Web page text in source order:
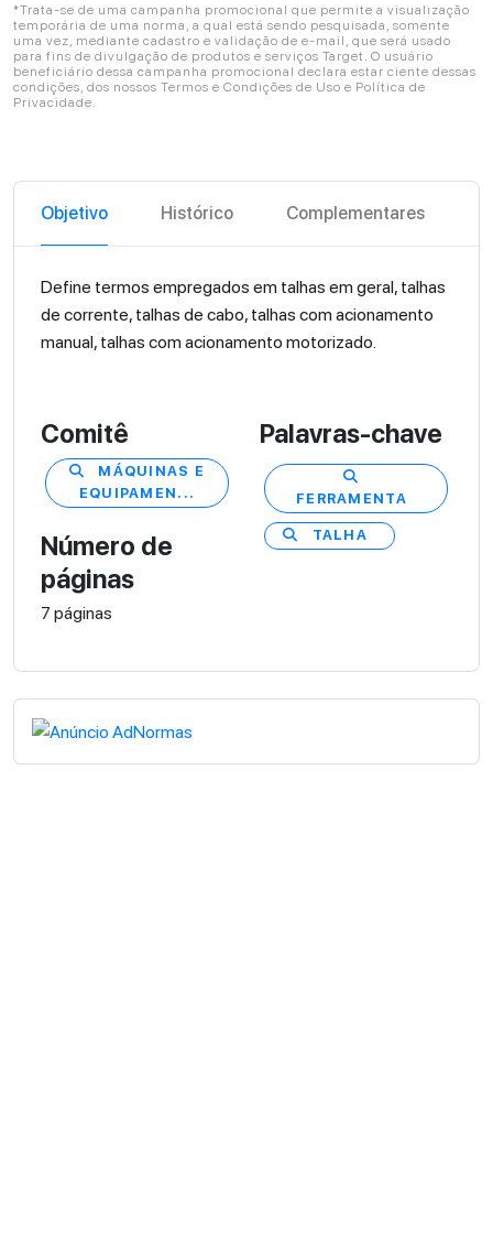
*Trata-se de uma campanha promocional que permite a visualização
temporária de uma norma, a qual está sendo pesquisada, somente
uma vez, mediante cadastro e validação de e-mail, que será usado
para fins de divulgação de produtos e serviços Target. O usuário
beneficiário dessa campanha promocional declara estar ciente dessas
condições, dos nossos Termos e Condições de Uso e Política de
Privacidade.
Objetivo Histórico Complementares
Define termos empregados em talhas em geral, talhas
de corrente, talhas de cabo, talhas com acionamento
manual, talhas com acionamento motorizado.
Comitê
MÁQUINAS E
EQUIPAMEN...
Número de
páginas
7 páginas
Palavras-chave
FERRAMENTA
TALHA